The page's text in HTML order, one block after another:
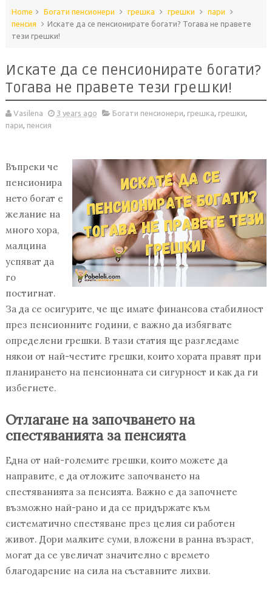
Home Богати пенсионери грешка грешки
пари
пенсия
Искате да се пенсионирате богати? Тогава не правете
тези грешки!
Искате да се пенсионирате богати?
Тогава не правете тези грешки!
Vasilena 3 years ago Богати пенсионери, грешка, грешки,
пари, пенсия
Въпреки че
пенсионира
нето богат е
желание на
много хора,
малцина
успяват да
го
постигнат.
За да се осигурите, че ще имате финансова стабилност
през пенсионните години, е важно да избягвате
определени грешки. В тази статия ще разгледаме
някои от най-честите грешки, които хората правят при
планирането на пенсионната си сигурност и как да ги
избегнете.
Отлагане на започването на
спестяванията за пенсията
Една от най-големите грешки, които можете да
направите, е да отложите започването на
спестяванията за пенсията. Важно е да започнете
възможно най-рано и да се придържате към
систематично спестяване през целия си работен
живот. Дори малките суми, вложени в ранна възраст,
могат да се увеличат значително с времето
благодарение на сила на съставните лихви.